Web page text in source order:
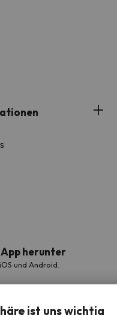
App herunter
und Android.
ist uns wichtig